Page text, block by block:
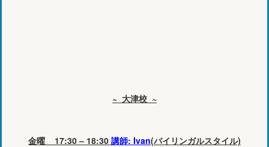
~ 大津校 ~
金曜 17:30 – 18:30 講師: Ivan(バイリンガルスタイル)